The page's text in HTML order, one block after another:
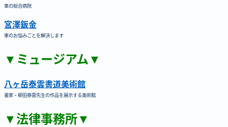
車の総合病院
宮澤鈑金
車のお悩みごとを解決します
▼ミュージアム▼
八ヶ岳泰雲書道美術館
書家・柳田泰雲先生の作品を展示する美術館
▼法律事務所▼